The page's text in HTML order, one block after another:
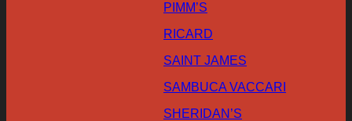
PIMM’S
RICARD
SAINT JAMES
SAMBUCA VACCARI
SHERIDAN’S